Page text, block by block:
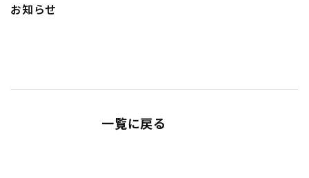
お知らせ
一覧に戻る